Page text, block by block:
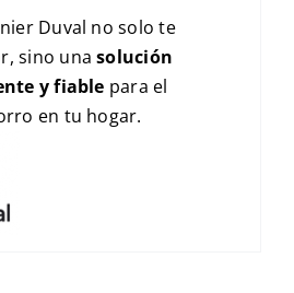
Duval no solo te
sino unasolución
y fiable para el
en tu hogar.